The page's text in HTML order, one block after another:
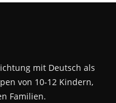
mit Deutsch als
von 10-12 Kindern,
Familien.